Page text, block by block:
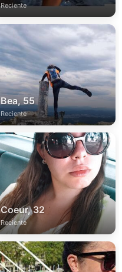
Reciente
Bea, 55
Reciente
Coeur, 32
Reciente